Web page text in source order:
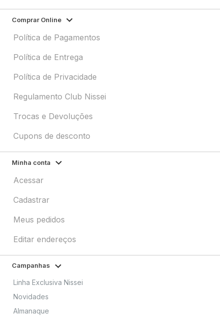
Comprar Online
Política de Pagamentos
Política de Entrega
Política de Privacidade
Regulamento Club Nissei
Trocas e Devoluções
Cupons de desconto
Minha conta
Acessar
Cadastrar
Meus pedidos
Editar endereços
Campanhas
Linha Exclusiva Nissei
Novidades
Almanaque